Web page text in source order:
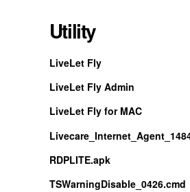
Utility
LiveLet Fly
LiveLet Fly Admin
LiveLet Fly for MAC
RDPLITE.apk
TSWarningDisable_0426.cmd